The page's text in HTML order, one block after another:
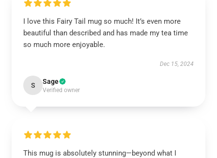
I love this Fairy Tail mug so much! It’s even more
beautiful than described and has made my tea time
so much more enjoyable.
Dec 15, 2024
S Sage
Verified owner
This mug is absolutely stunning—beyond what I